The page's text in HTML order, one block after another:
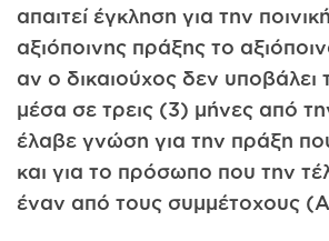
απαιτεί έγκληση για την
αξιόποινης πράξης το
αν ο δικαιούχος δεν υποβάλει
μέσα σε τρεις (3) μήνες από
έλαβε γνώση για την πράξη
και για το πρόσωπο που την
έναν από τους συμμέτοχους